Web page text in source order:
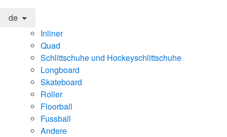
de
Inliner
Quad
Schlittschuhe und Hockeyschlittschuhe
Longboard
Skateboard
Roller
Floorball
Fussball
Andere